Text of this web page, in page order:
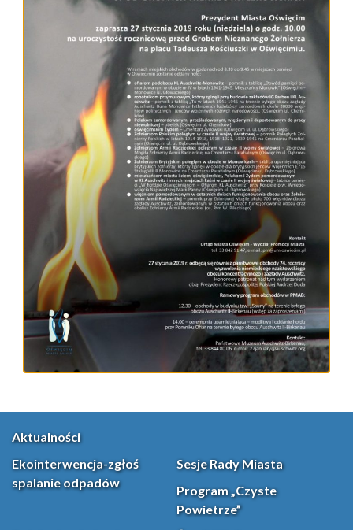
Aktualności
Ekointerwencja-zgłoś
spalanie odpadów
Sesje Rady Miasta
Program „Czyste
Powietrze”